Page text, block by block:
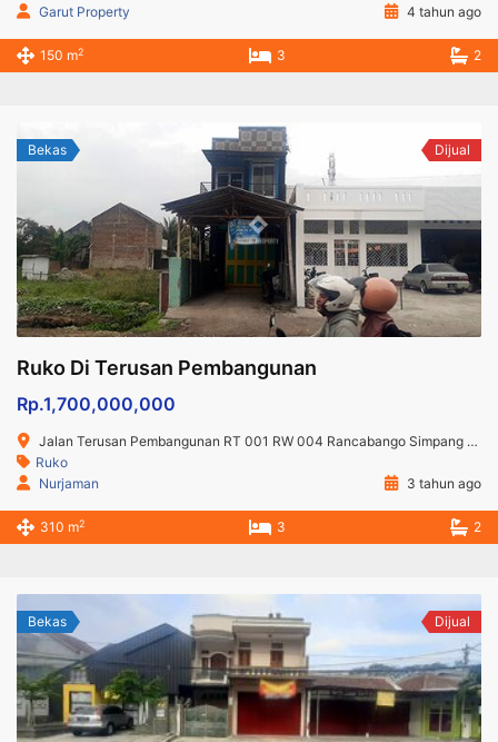
Garut Property
4 tahun ago
150 m2 3 2
Bekas Dijual
Ruko Di Terusan Pembangunan
Rp.1,700,000,000
Jalan Terusan Pembangunan RT 001 RW 004 Rancabango Simpang 5 - Kab. Garut Jawa Barat
Ruko
Nurjaman
3 tahun ago
310 m2 3 2
Bekas Dijual